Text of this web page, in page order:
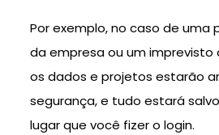
Por exemplo, no caso de uma
da empresa ou um imprevisto
os dados e projetos estarão
segurança, e tudo estará
lugar que você fizer o login.